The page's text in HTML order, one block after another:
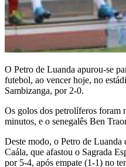
O Petro de Luanda apurou-se
futebol, ao vencer hoje, no
Sambizanga, por 2-0.
Os golos dos petrolíferos foram
minutos, e o senegalês Ben
Deste modo, o Petro de
Caála, que afastou o Sagrada
por 5-4, após empate (1-1) no